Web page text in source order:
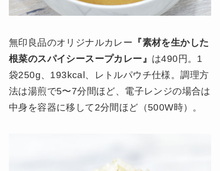
無印良品のオリジナルカレー 『素材を生かした
根菜のスパイシースープカレー』 は490円。1
袋250g、193kcal、レトルパウチ仕様。調理方
法は湯煎で5〜7分間ほど、電子レンジの場合は
中身を容器に移して2分間ほど（500W時）。